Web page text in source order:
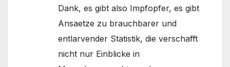
Dank, es gibt also Impfopfer, es gibt
Ansaetze zu brauchbarer und
entlarvender Statistik, die verschafft
nicht nur Einblicke in